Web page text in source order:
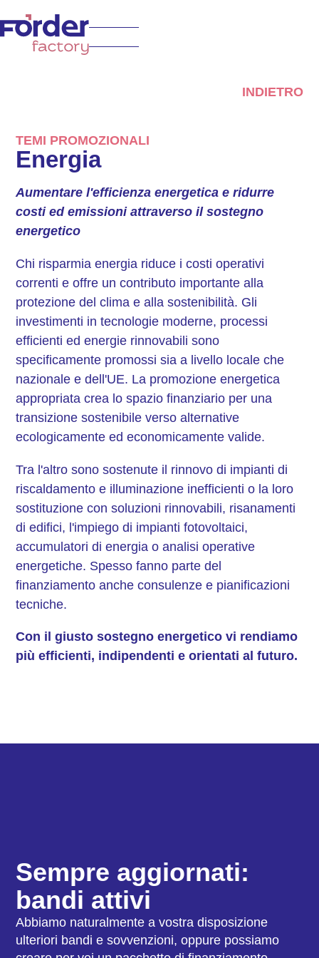
INDIETRO
TEMI PROMOZIONALI
Energia
Aumentare l'efficienza energetica e ridurre
costi ed emissioni attraverso il sostegno
energetico
Chi risparmia energia riduce i costi operativi
correnti e offre un contributo importante alla
protezione del clima e alla sostenibilità. Gli
investimenti in tecnologie moderne, processi
efficienti ed energie rinnovabili sono
specificamente promossi sia a livello locale che
nazionale e dell'UE. La promozione energetica
appropriata crea lo spazio finanziario per una
transizione sostenibile verso alternative
ecologicamente ed economicamente valide.
Tra l'altro sono sostenute il rinnovo di impianti di
riscaldamento e illuminazione inefficienti o la loro
sostituzione con soluzioni rinnovabili, risanamenti
di edifici, l'impiego di impianti fotovoltaici,
accumulatori di energia o analisi operative
energetiche. Spesso fanno parte del
finanziamento anche consulenze e pianificazioni
tecniche.
Con il giusto sostegno energetico vi rendiamo
più efficienti, indipendenti e orientati al futuro.
Sempre aggiornati:
bandi attivi
Abbiamo naturalmente a vostra disposizione
ulteriori bandi e sovvenzioni, oppure possiamo